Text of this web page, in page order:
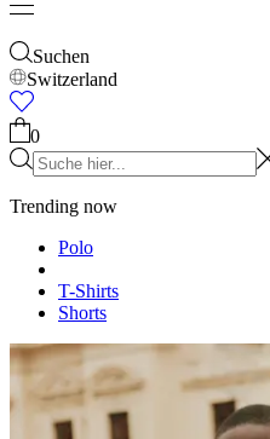
Suchen
Switzerland
0
Trending now
Polo
T-Shirts
Shorts
T-SHIRTS
JACKEN